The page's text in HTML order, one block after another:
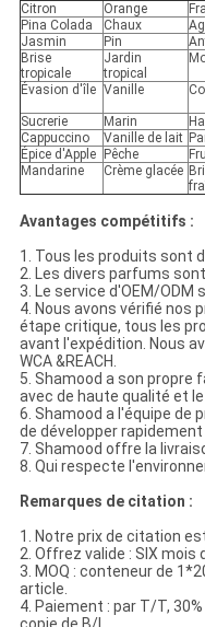
Citron Orange
Pina Colada
Chaux
Jasmin
Pin
Brise
tropicale
Jardin
tropical
Évasion d'île Vanille
Sucrerie
Marin
Cappuccino
Vanille de lait
Épice d'Apple
Pêche
Mandarine
Crème glacée
Avantages compétitifs :
1. Tous les produits sont
2. Les divers parfums
3. Le service d'OEM/ODM
4. Nous avons vérifié
étape critique, tous les
avant l'expédition. Nous
WCA &REACH.
5. Shamood a son
avec de haute qualité et
6. Shamood a l'équipe de
de développer
7. Shamood offre la
8. Qui respecte
Remarques de citation :
1. Notre prix de citation
2. Offrez valide : SIX mois
3. MOQ : conteneur de
article.
4. Paiement : par T/T,